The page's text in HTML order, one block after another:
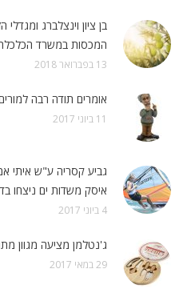
בן ציון וינצלברג
המכסות במשרד
13 בפברואר 2018
אומרים תודה רבה
11 ביוני 2017
איסק משדות ים ניצחו
4 ביוני 2017
ג'נטלמן מציעה מגוון
29 במאי 2017